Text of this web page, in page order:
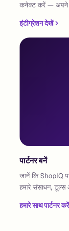
कनेक्ट करें — अपने
इंटीग्रेशन देखें
पार्टनर बनें
जानें कि ShopIQ
हमारे संसाधन,
हमारे साथ पार्टनर करें